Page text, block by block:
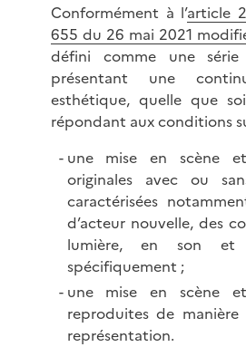
Conformément à l’article
655 du 26 mai 2021
défini comme une série
présentant une
esthétique, quelle que
répondant aux conditions
une mise en scène
originales avec ou
caractérisées
d’acteur nouvelle, des
lumière, en son et
spécifiquement ;
une mise en scène
reproduites de
représentation.